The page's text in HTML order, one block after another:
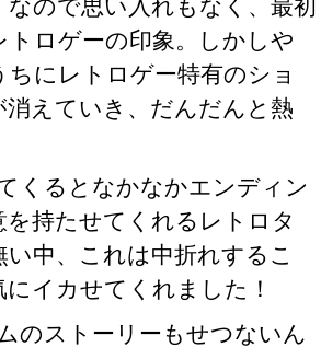
なので思い入れもなく、最初
トロゲーの印象。しかしや
ちにレトロゲー特有のショ
消えていき、だんだんと熱
くるとなかなかエンディン
を持たせてくれるレトロタ
い中、これは中折れするこ
にイカせてくれました！
のストーリーもせつないん